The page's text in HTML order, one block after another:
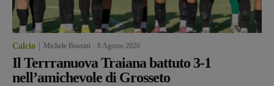
Calcio Michele Bossini 8 Agosto 2026
Il Terrranuova Traiana battuto 3-1
nell’amichevole di Grosseto